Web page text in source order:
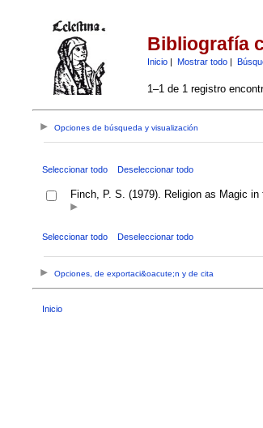
Bibliografía
Inicio| Mostrar todo|
1–1 de 1 registro
Opciones de búsqueda y visualización
Seleccionar todo Deseleccionar todo
Finch, P. S. (1979). Religion as Magic in
Seleccionar todo Deseleccionar todo
Opciones, de exportaci&oacute;n y de cita
Inicio